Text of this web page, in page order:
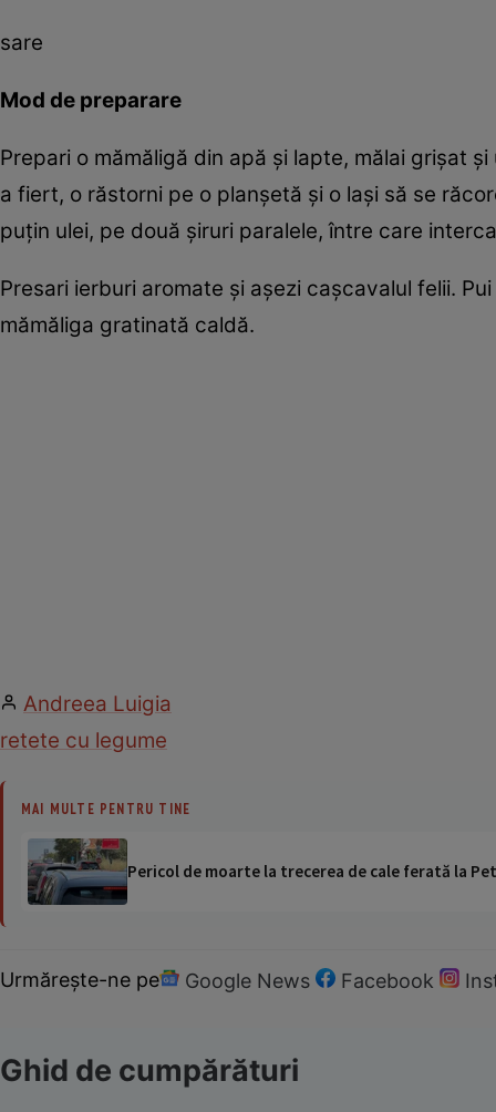
sare
Mod de preparare
Prepari o mămăligă din apă şi lapte, mălai grişat
a fiert, o răstorni pe o planşetă şi o laşi să se
puţin ulei, pe două şiruri paralele, între care
Presari ierburi aromate şi aşezi caşcavalul felii.
mămăliga gratinată caldă.
Andreea Luigia
retete cu legume
MAI MULTE PENTRU TINE
Pericol de moarte la trecerea de cale ferată la
Urmărește-ne pe Google News Facebook
Ghid de cumpărături